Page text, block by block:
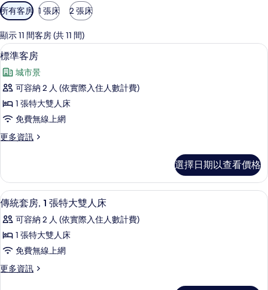
可
用
的
客
房
篩
選
條
所有客房 1 張床 2 張床
顯示 11 間客房 (共 11 間)
顯
示
標
準
客
的
有
相
片
標準客房 | 高級寢具、書桌、遮光布/
4
標準客房
城市景
可容納 2 人 (依實際入住人數計費)
1 張特大雙人床
免費無線上網
更多資訊
更
客
房
的
詳
情
選擇日期以查看價格
顯
示
傳
統
房,
傳統套房, 1 張特大雙人床 | 高級寢具
3
傳統套房, 1 張特大雙人床
可容納 2 人 (依實際入住人數計費)
1 張特大雙人床
免費無線上網
更多資訊
更